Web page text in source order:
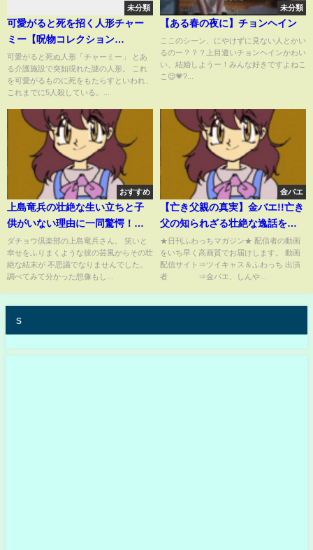
未分類
可愛がると死を招く人形チャー
ミー【呪物コレクション
File,No1】 #shorts
可愛がると死ぬ人形「チャーミー」 とあ
る介護施設で突如現れた謎の人形。 これ
を可愛がるものに死をもたらすといわれ、
これまでに5人殺している。...
未分類
【ある春の夜に】チョンヘイン
ここのシーン、にやけずに見ない人とかい
るのー？？？上目遣いチョンヘインかわい
い、結婚しようー！みんな好きですよねこ
こ😌💗?...
おすすめ
上島竜兵の壮絶な生い立ちと子
供がいない理由に一同驚愕！有
吉弘行が忘れられない言葉と恩
人への流儀と絆に涙が溢れ出る...
ダチョウ倶楽部の上島竜兵さん。 笑いと
幸せをふりまくような彼の芸風からその壮
絶な結末が 不思議でなりませんでした。
調べてみて分かった想像もし...
金バエ
【亡き父親の真実】金バエ!!亡き
父の知られざる壮絶な逸話を明
かす10月22日
★日刊ふわっちマガジン★ 配信者の動画
をいち早く高画質でお届けします。 動画
配信サイト⇒ツイキャス＆ふわっち 出演
者 ⇒金バエ、しんや...
s